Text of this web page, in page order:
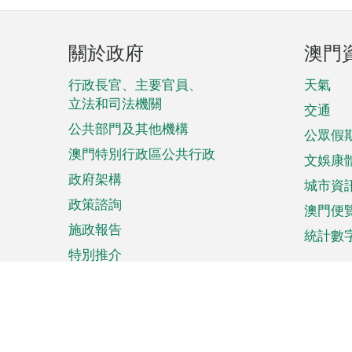
頁
腳
菜
單
關於政府
行政長官、主要官員、
立法和司法機關
公共部門及其他機構
澳門特別行政區公共行政
政府架構
政策諮詢
施政報告
特別推介
澳門
天氣
交通
公眾假
文娛康
城市資
澳門便
統計數